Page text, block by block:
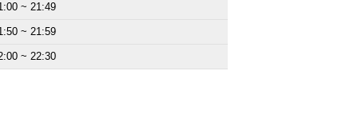
~ 21:49
~ 21:59
~ 22:30